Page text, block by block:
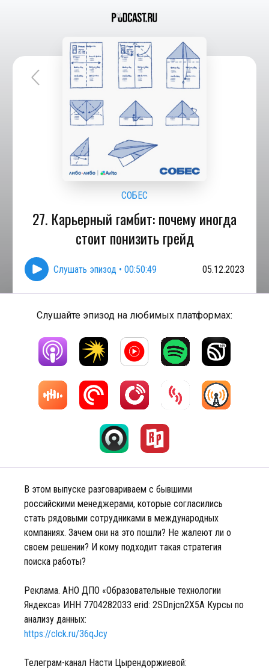
СОБЕС
27. Карьерный гамбит: почему иногда
стоит понизить грейд
Слушать эпизод • 00:50:49 05.12.2023
Слушайте эпизод на любимых платформах:
В этом выпуске разговариваем с бывшими
российскими менеджерами, которые согласились
стать рядовыми сотрудниками в международных
компаниях. Зачем они на это пошли? Не жалеют ли о
своем решении? И кому подходит такая стратегия
поиска работы?
Реклама. АНО ДПО «Образовательные технологии
Яндекса» ИНН 7704282033 erid: 2SDnjcn2X5A Курсы по
анализу данных:
https://clck.ru/36qJcy
Телеграм-канал Насти Цырендоржиевой: